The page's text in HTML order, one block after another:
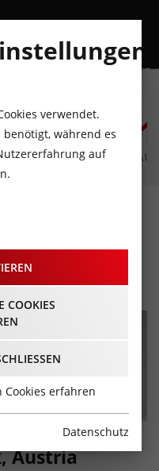
MI
12
AUGUST
DO
13
AUGUST
15:00 Uhr
Austria
verwendet.
während es
auf
COOKIES
erfahren
Datenschutz